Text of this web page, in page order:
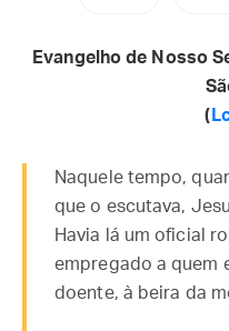
Evangelho de Nosso
(
Naquele tempo,
que o escutava,
Havia lá um oficial
empregado a quem
doente, à beira da